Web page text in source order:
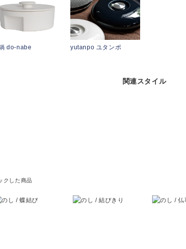
do-nabe yutanpo ユタンポ
関連スタイル
クした商品